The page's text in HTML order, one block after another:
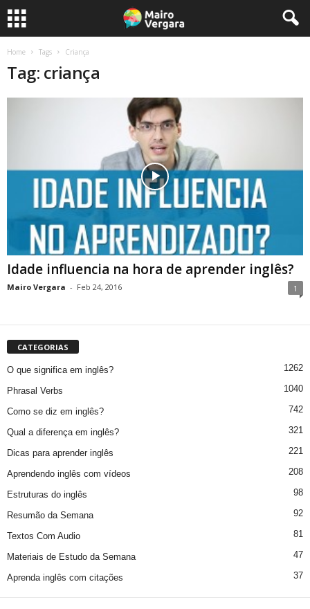
Home Tags Criança
Tag: criança
Idade influencia na hora de aprender inglês?
Mairo Vergara - Feb 24, 2016 1
CATEGORIAS
O que significa em inglês? 1262
Phrasal Verbs 1040
Como se diz em inglês? 742
Qual a diferença em inglês? 321
Dicas para aprender inglês 221
Aprendendo inglês com vídeos 208
Estruturas do inglês 98
Resumão da Semana 92
Textos Com Audio 81
Materiais de Estudo da Semana 47
Aprenda inglês com citações 37